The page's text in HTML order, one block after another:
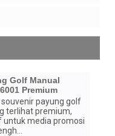
Golf Manual
Premium
payung golf
terlihat premium,
media promosi